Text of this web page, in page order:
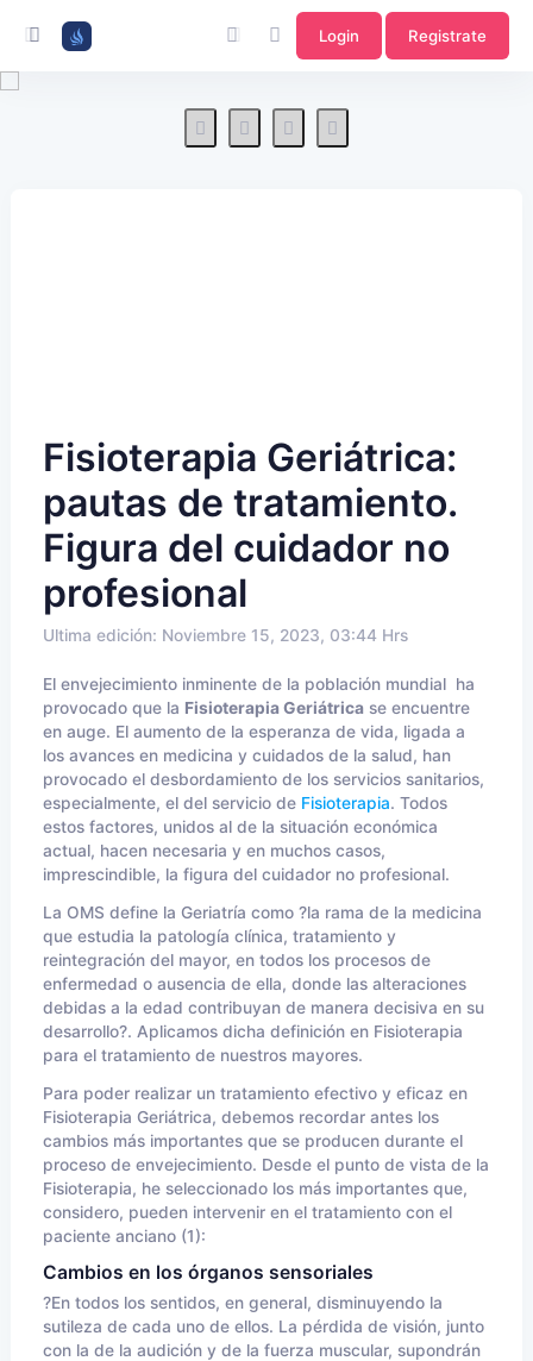
Login Registrate
Fisioterapia Geriátrica:
pautas de tratamiento.
Figura del cuidador no
profesional
Ultima edición: Noviembre 15, 2023, 03:44 Hrs
El envejecimiento inminente de la población mundial ha
provocado que la Fisioterapia Geriátrica se encuentre
en auge. El aumento de la esperanza de vida, ligada a
los avances en medicina y cuidados de la salud, han
provocado el desbordamiento de los servicios sanitarios,
especialmente, el del servicio de Fisioterapia. Todos
estos factores, unidos al de la situación económica
actual, hacen necesaria y en muchos casos,
imprescindible, la figura del cuidador no profesional.
La OMS define la Geriatría como ?la rama de la medicina
que estudia la patología clínica, tratamiento y
reintegración del mayor, en todos los procesos de
enfermedad o ausencia de ella, donde las alteraciones
debidas a la edad contribuyan de manera decisiva en su
desarrollo?. Aplicamos dicha definición en Fisioterapia
para el tratamiento de nuestros mayores.
Para poder realizar un tratamiento efectivo y eficaz en
Fisioterapia Geriátrica, debemos recordar antes los
cambios más importantes que se producen durante el
proceso de envejecimiento. Desde el punto de vista de la
Fisioterapia, he seleccionado los más importantes que,
considero, pueden intervenir en el tratamiento con el
paciente anciano (1):
Cambios en los órganos sensoriales
?En todos los sentidos, en general, disminuyendo la
sutileza de cada uno de ellos. La pérdida de visión, junto
con la de la audición y de la fuerza muscular, supondrán